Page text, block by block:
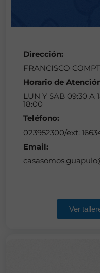
Dirección:
FRANCISCO
Horario de
LUN Y SAB 09:30 A
18:00
Teléfono:
023952300/ext:
Email:
Ver